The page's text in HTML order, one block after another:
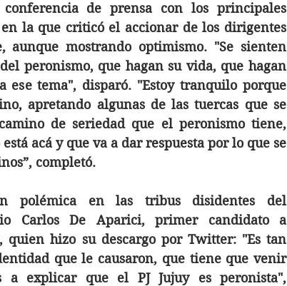
de prensa con los principales
la que criticó el accionar de los dirigentes
aunque mostrando optimismo. "Se sienten
peronismo, que hagan su vida, que hagan
ese tema", disparó. "Estoy tranquilo porque
apretando algunas de las tuercas que se
de seriedad que el peronismo tiene,
acá y que va a dar respuesta por lo que se
completó.
polémica en las tribus disidentes del
Carlos De Aparici, primer candidato a
quien hizo su descargo por Twitter: "Es tan
que le causaron, que tiene que venir
a explicar que el PJ Jujuy es peronista",